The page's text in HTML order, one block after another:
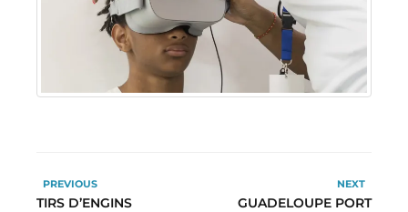
PREVIOUS
TIRS D’ENGINS
NEXT
GUADELOUPE PORT